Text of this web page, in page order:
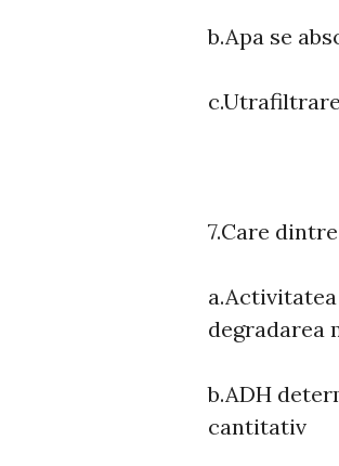
b.Apa se
7.Care
degradarea
b.ADH
cantitativ